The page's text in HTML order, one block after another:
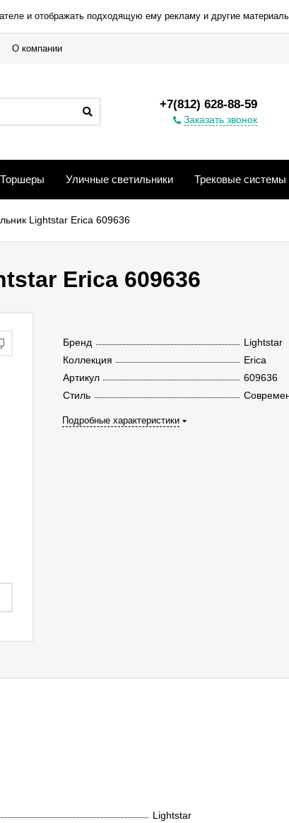
и отображать подходящую ему рекламу и другие
О компании
+7(812) 628-88-59
Заказать звонок
Торшеры Уличные светильники Трековые системы
Lightstar Erica 609636
Erica 609636
Бренд
Lightstar
Коллекция
Erica
Артикул
609636
Стиль
Подробные характеристики
Lightstar